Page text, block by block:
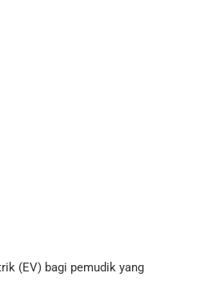
(EV) bagi pemudik yang